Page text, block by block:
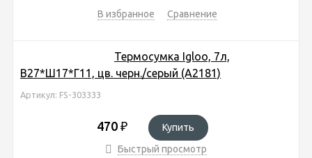
В избранное
Сравнение
Термосумка Igloo, 7л,
В27*Ш17*Г11, цв. черн./серый (A2181)
Артикул: FS-303333
470 ₽
Купить
Быстрый просмотр